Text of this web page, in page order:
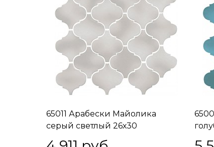
65011 Арабески Майолика
серый светлый 26х30